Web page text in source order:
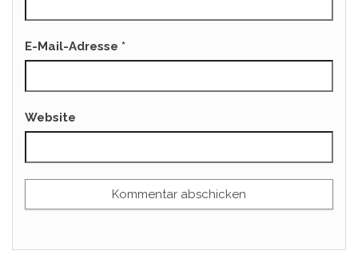
E-Mail-Adresse *
Website